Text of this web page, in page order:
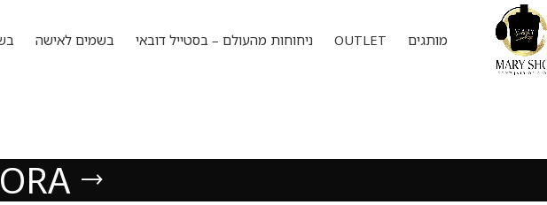
מותגים OUTLET ניחוחות מהעולם – בסטייל דובאי בשמים לאישה